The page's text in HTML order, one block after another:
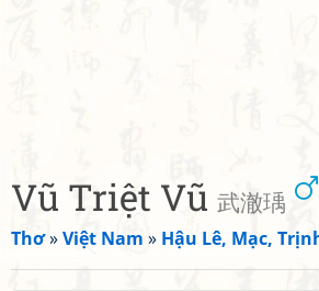
Vũ Triệt Vũ 武澈瑀
Thơ»Việt Nam » Hậu Lê, Mạc,